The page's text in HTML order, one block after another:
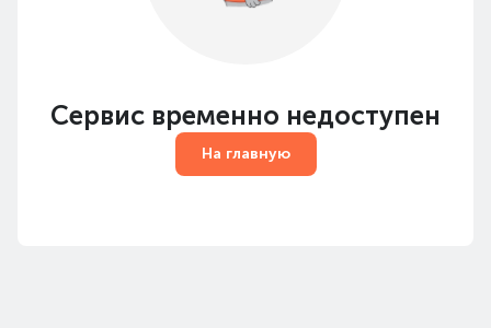
Сервис временно недоступен
На главную